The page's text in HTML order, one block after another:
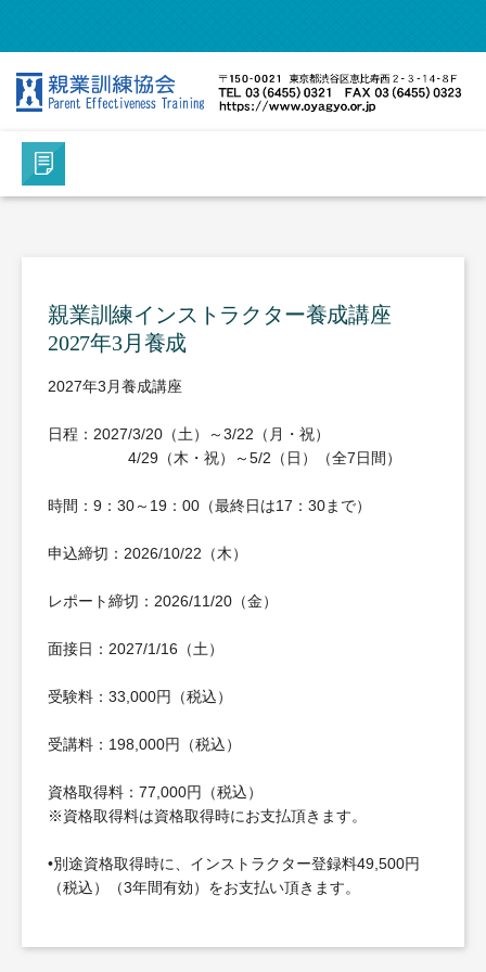
親業訓練インストラクター養成講座
2027年3月養成
2027年3月養成講座
日程：2027/3/20（土）～3/22（月・祝）
4/29（木・祝）～5/2（日）（全7日間）
時間：9：30～19：00（最終日は17：30まで）
申込締切：2026/10/22（木）
レポート締切：2026/11/20（金）
面接日：2027/1/16（土）
受験料：33,000円（税込）
受講料：198,000円（税込）
資格取得料：77,000円（税込）
※資格取得料は資格取得時にお支払頂きます。
•別途資格取得時に、インストラクター登録料49,500円
（税込）（3年間有効）をお支払い頂きます。